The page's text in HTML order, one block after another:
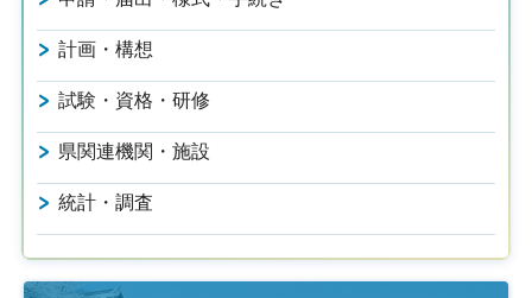
計画・構想
試験・資格・研修
県関連機関・施設
統計・調査